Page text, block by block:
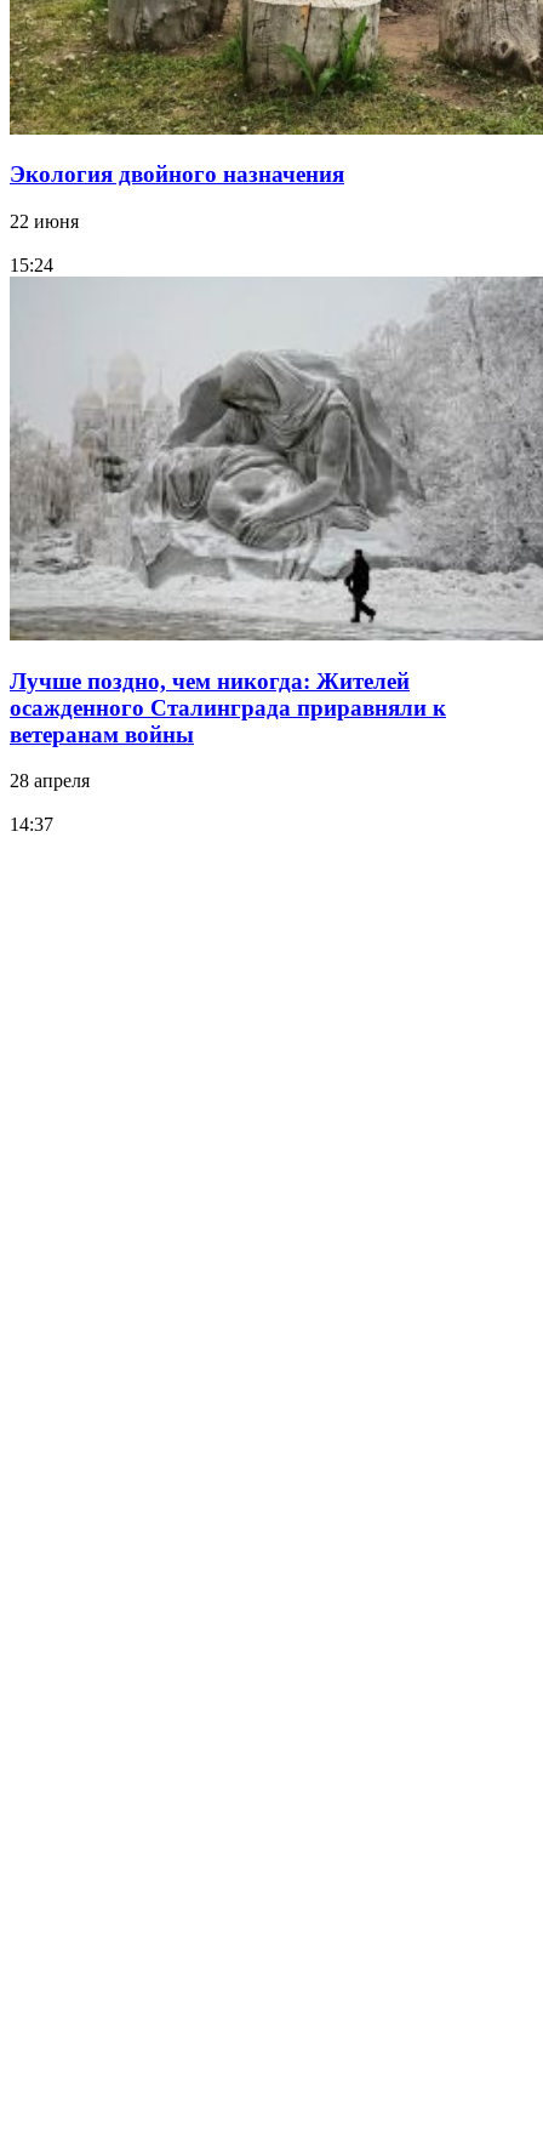
Экология двойного назначения
22 июня
15:24
Лучше поздно, чем никогда: Жителей
осажденного Сталинграда приравняли к
ветеранам войны
28 апреля
14:37